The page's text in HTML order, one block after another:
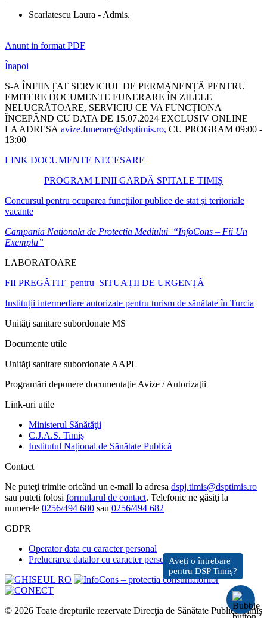
Scarlatescu Laura - Admis.
Anunt in format PDF
Înapoi
S-A ÎNFIINȚAT SERVICIUL DE PERMANENȚĂ PENTRU
EMITERE DOCUMENTE FUNERARE ÎN ZILELE
NELUCRĂTOARE, SERVICIU CE VA FUNCȚIONA
ÎNCEPÂND CU DATA DE 15.07.2024 EXCLUSIV ONLINE
LA ADRESA avize.funerare@dsptimis.ro, CU PROGRAM 09:00 -
13:00
LINK DOCUMENTE NECESARE
PROGRAM LINII GARDĂ SPITALE TIMIȘ
Concursul pentru ocuparea funcțiilor publice de stat și teritoriale
vacante
Campania Nationala de Protectia Mediului “InfoCons – Fii Un
Exemplu”
LABORATOARE
FII PREGĂTIT pentru SITUAȚII DE URGENȚĂ
Instituții intermediare autorizate pentru turism de sănătate în Turcia
Unităţi sanitare subordonate MS
Documente utile
Unităţi sanitare subordonate AAPL
Programări depunere documentaţie Avize / Autorizaţii
Link-uri utile
Ministerul Sănătăţii
C.J.A.S. Timiş
Institutul Național de Sănătate Publică
Contact
Ne puteţi trimite oricând un e-mail la adresa dspj.timis@dsptimis.ro
sau puteţi folosi formularul de contact. Telefonic ne găsiţi la
numerele 0256/494 680 sau 0256/494 682
GDPR
Operator data cu caracter personal
Prelucrarea datalor cu caracter personal
© 2026 Toate drepturile rezervate Direcţia de Sănătate Publică Timiş